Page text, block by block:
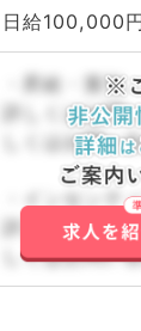
日給100,000
・昇給・賞与
詳しくはお問
しくはお問い
・インセンテ
詳しくはお問
しくはお問い